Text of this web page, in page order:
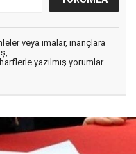
veya imalar, inançlara
yazılmış yorumlar